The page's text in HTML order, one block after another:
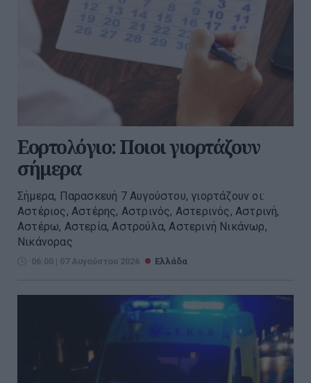
Εορτολόγιο: Ποιοι γιορτάζουν
σήμερα
Σήμερα, Παρασκευή 7 Αυγούστου, γιορτάζουν οι:
Αστέριος, Αστέρης, Αστρινός, Αστερινός, Αστρινή,
Αστέρω, Αστερία, Αστρούλα, Αστερινή Νικάνωρ,
Νικάνορας
06:00 | 07 Αυγούστου 2026 Ελλάδα